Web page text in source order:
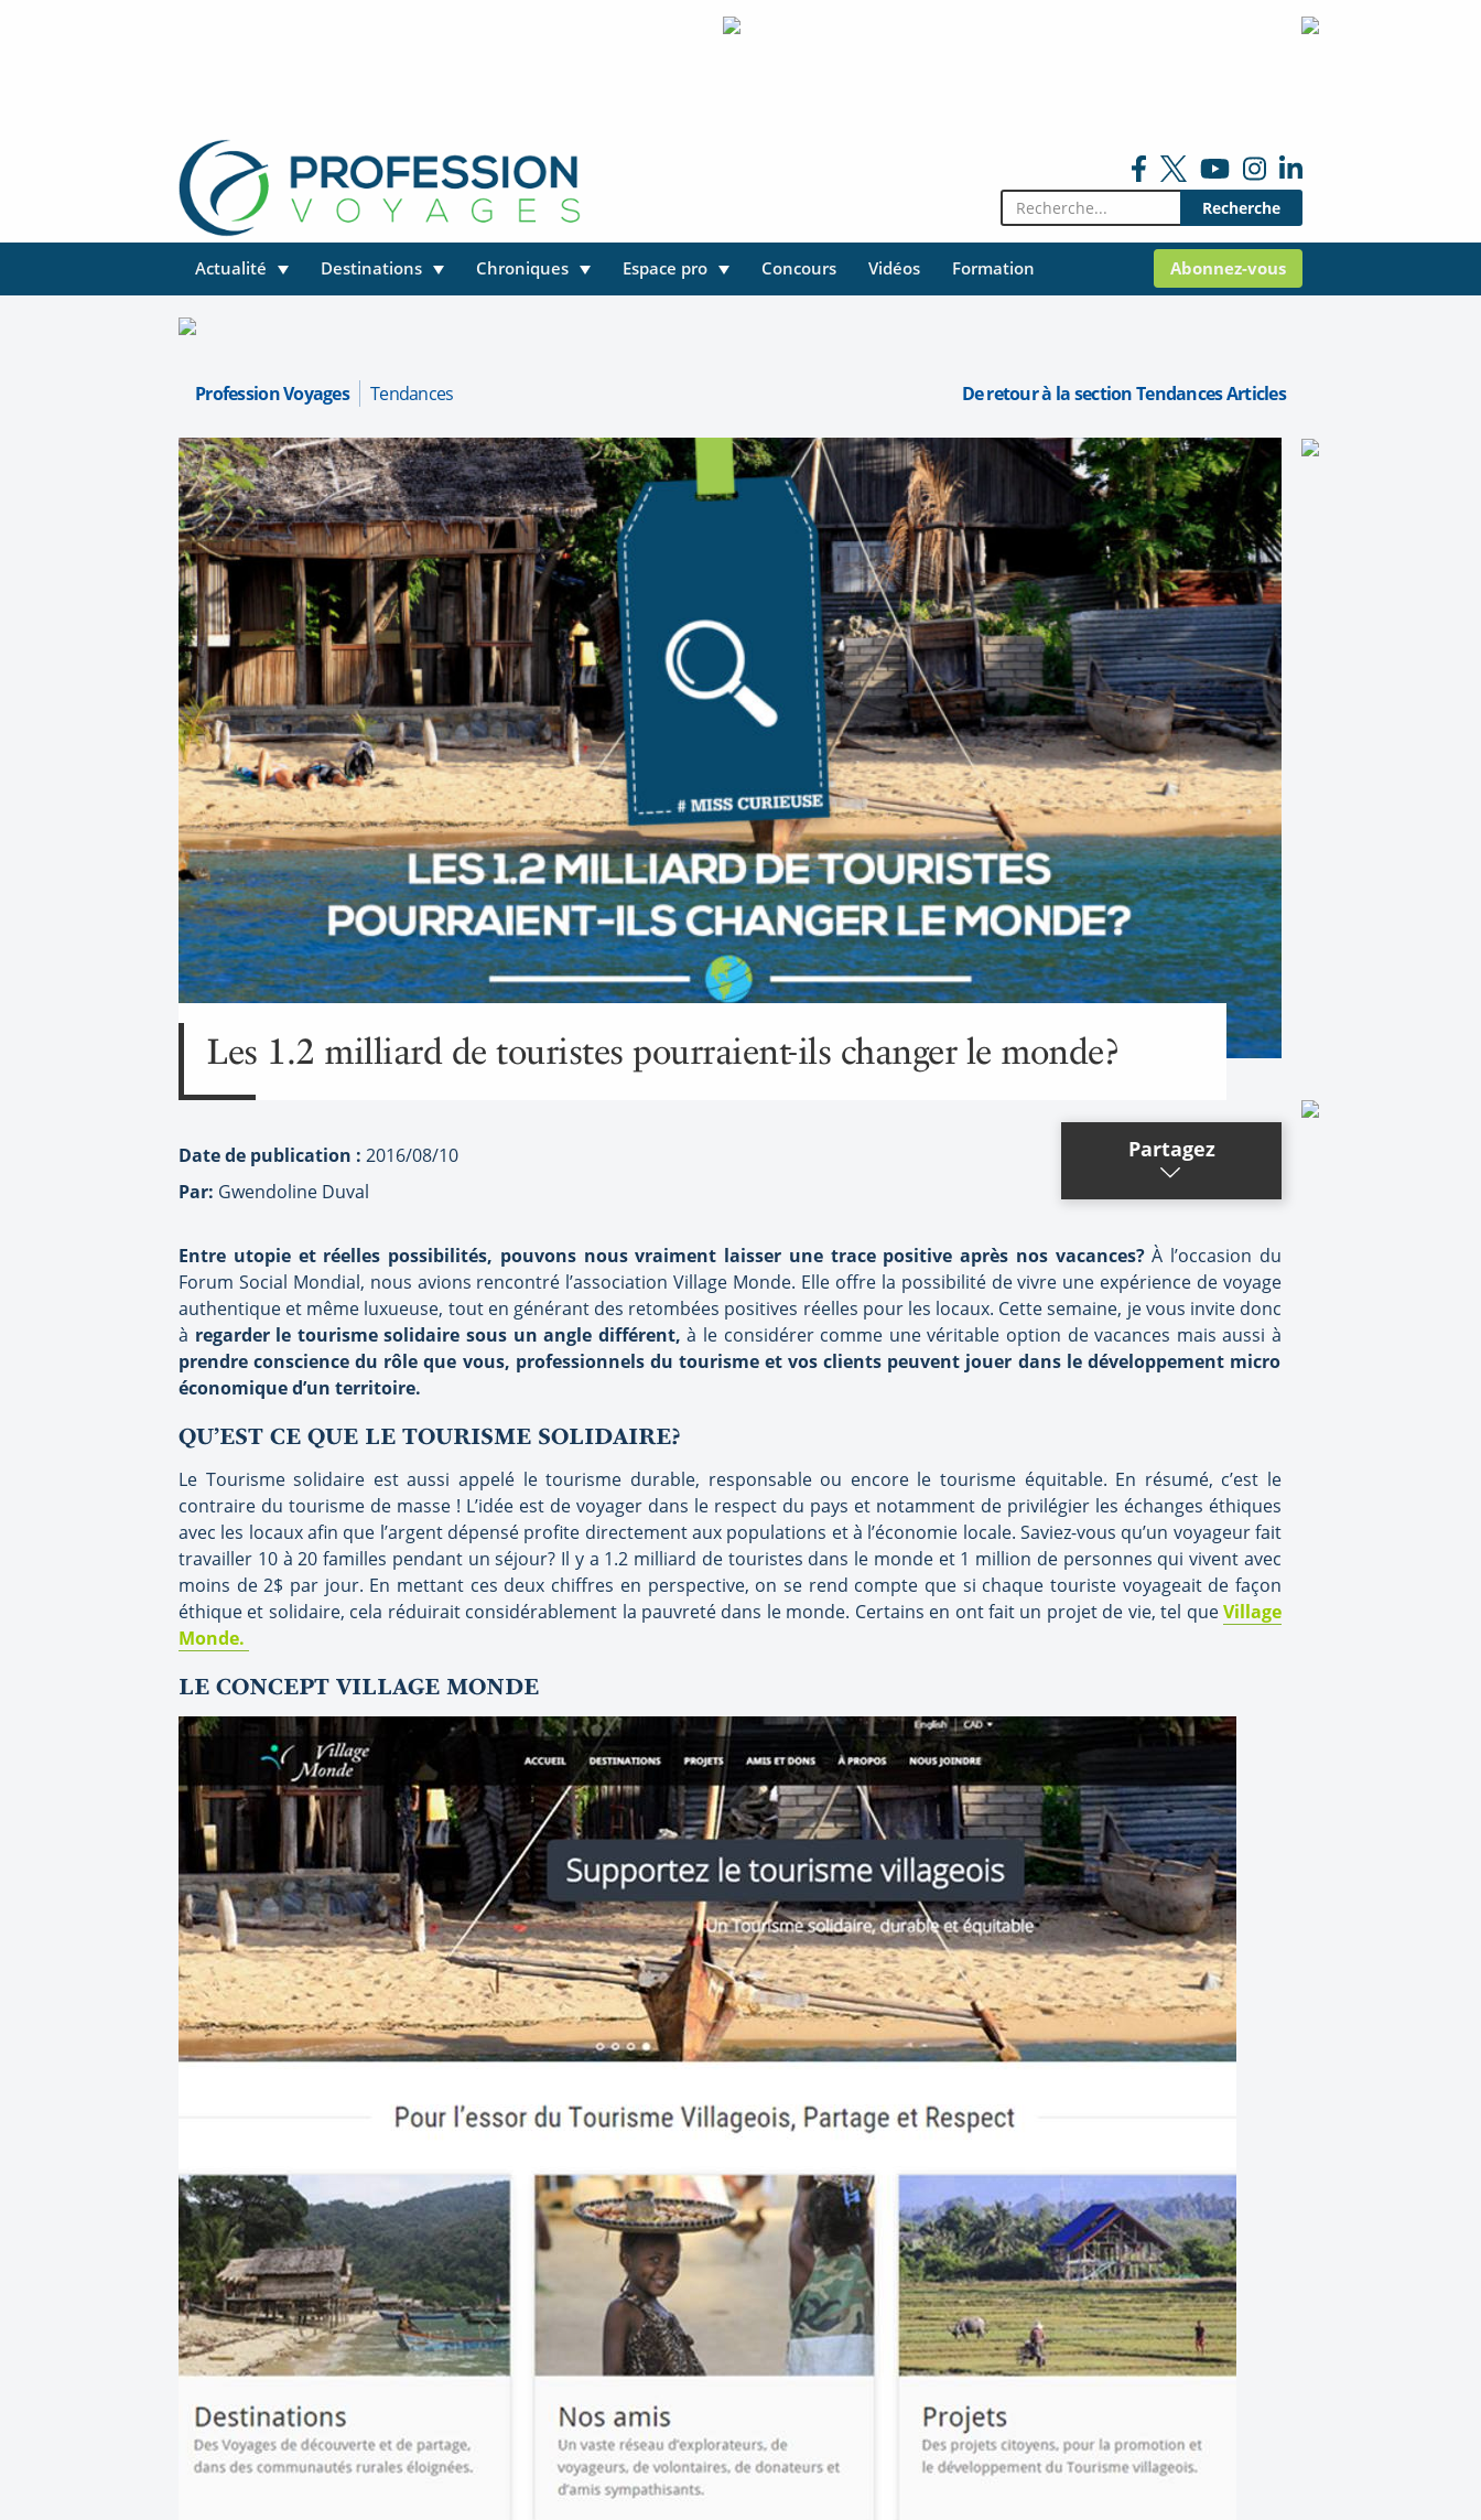
Rechercher:
Actualité Destinations Chroniques Espace pro Concours Vidéos Formation Abonnez-vous
Profession Voyages Tendances De retour à la section Tendances Articles
Les 1.2 milliard de touristes pourraient-ils changer le monde?
Date de publication : 2016/08/10
Par: Gwendoline Duval
Partagez
Entre utopie et réelles possibilités, pouvons nous vraiment laisser une trace positive après nos vacances?À l’occasion du
Forum Social Mondial, nous avions rencontré l’association Village Monde. Elle offre la possibilité de vivre une expérience de voyage
authentique et même luxueuse, tout en générant des retombées positives réelles pour les locaux. Cette semaine, je vous invite donc
à regarder le tourisme solidaire sous un angle différent,à le considérer comme une véritable option de vacances mais aussi à
prendre conscience du rôle que vous, professionnels du tourisme et vos clients peuvent jouer dans le développement micro
économique d’un territoire.
QU’EST CE QUE LE TOURISME SOLIDAIRE?
Le Tourisme solidaire est aussi appelé le tourisme durable, responsable ou encore le tourisme équitable. En résumé, c’est le
contraire du tourisme de masse ! L’idée est de voyager dans le respect du pays et notamment de privilégier les échanges éthiques
avec les locaux afin que l’argent dépensé profite directement aux populations et à l’économie locale. Saviez-vous qu’un voyageur fait
travailler 10 à 20 familles pendant un séjour? Il y a 1.2 milliard de touristes dans le monde et 1 million de personnes qui vivent avec
moins de 2$ par jour. En mettant ces deux chiffres en perspective, on se rend compte que si chaque touriste voyageait de façon
éthique et solidaire, cela réduirait considérablement la pauvreté dans le monde. Certains en ont fait un projet de vie, tel queVillage
Monde.
LE CONCEPT VILLAGE MONDE